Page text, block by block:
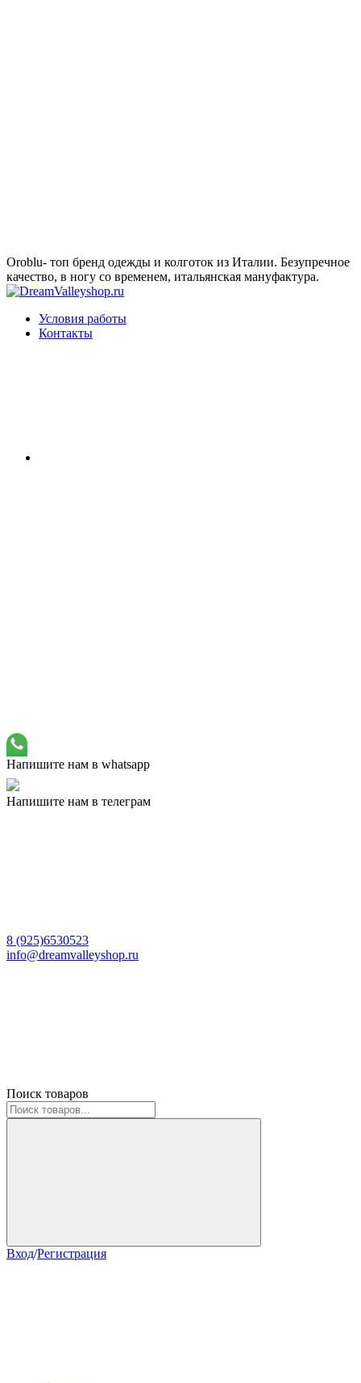
Oroblu- топ бренд одежды и колготок из Италии. Безупречное
качество, в ногу со временем, итальянская мануфактура.
Условия работы
Контакты
Напишите нам в whatsapp
Напишите нам в телеграм
8 (925)6530523
info@dreamvalleyshop.ru
Поиск товаров
Вход/Регистрация